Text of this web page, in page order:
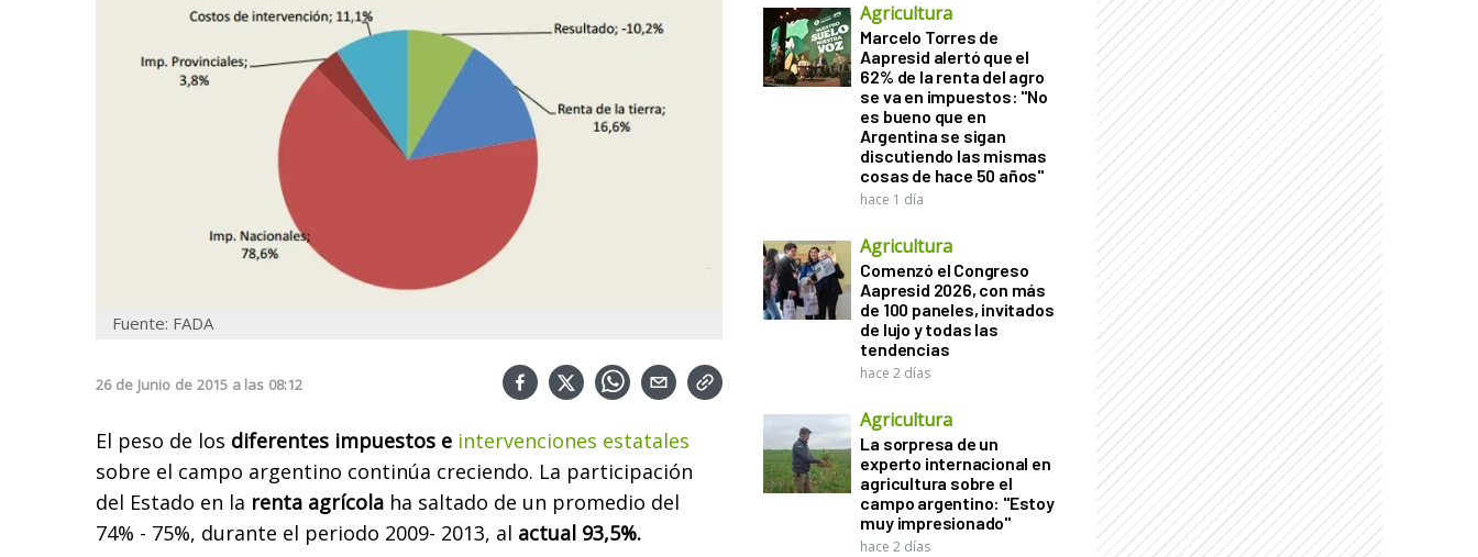
Fuente: FADA
26 de Junio de 2015 a las 08:12
El peso de los diferentes impuestos e intervenciones estatales
sobre el campo argentino continúa creciendo. La participación
del Estado en la renta agrícola ha saltado de un promedio del
74% - 75%, durante el periodo 2009- 2013, al actual 93,5%.
Agricultura
Marcelo Torres de
Aapresid alertó que el
62% de la renta del agro
se va en impuestos: "No
es bueno que en
Argentina se sigan
discutiendo las mismas
cosas de hace 50 años"
hace 1 día
Agricultura
Comenzó el Congreso
Aapresid 2026, con más
de 100 paneles, invitados
de lujo y todas las
tendencias
hace 2 días
Agricultura
La sorpresa de un
experto internacional en
agricultura sobre el
campo argentino: "Estoy
muy impresionado"
hace 2 días